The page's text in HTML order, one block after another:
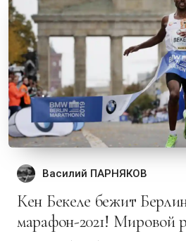
Василий ПАРНЯКОВ
Кен Бекеле бежит Берлинский
марафон-2021! Мировой